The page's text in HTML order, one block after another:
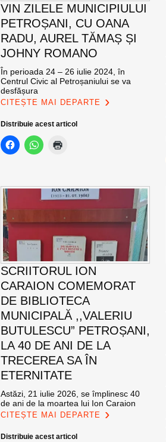
VIN ZILELE MUNICIPIULUI
PETROȘANI, CU OANA
RADU, AUREL TĂMAȘ ȘI
JOHNY ROMANO
În perioada 24 – 26 iulie 2024, în
Centrul Civic al Petroșaniului se va
desfășura
CITEȘTE MAI DEPARTE
Distribuie acest articol
SCRIITORUL ION
CARAION COMEMORAT
DE BIBLIOTECA
MUNICIPALĂ ,,VALERIU
BUTULESCU” PETROȘANI,
LA 40 DE ANI DE LA
TRECEREA SA ÎN
ETERNITATE
Astăzi, 21 iulie 2026, se împlinesc 40
de ani de la moartea lui Ion Caraion
CITEȘTE MAI DEPARTE
Distribuie acest articol